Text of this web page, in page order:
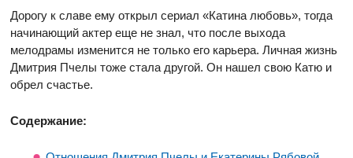
Дорогу к славе ему открыл сериал «Катина любовь», тогда
начинающий актер еще не знал, что после выхода
мелодрамы изменится не только его карьера. Личная жизнь
Дмитрия Пчелы тоже стала другой. Он нашел свою Катю и
обрел счастье.
Содержание: